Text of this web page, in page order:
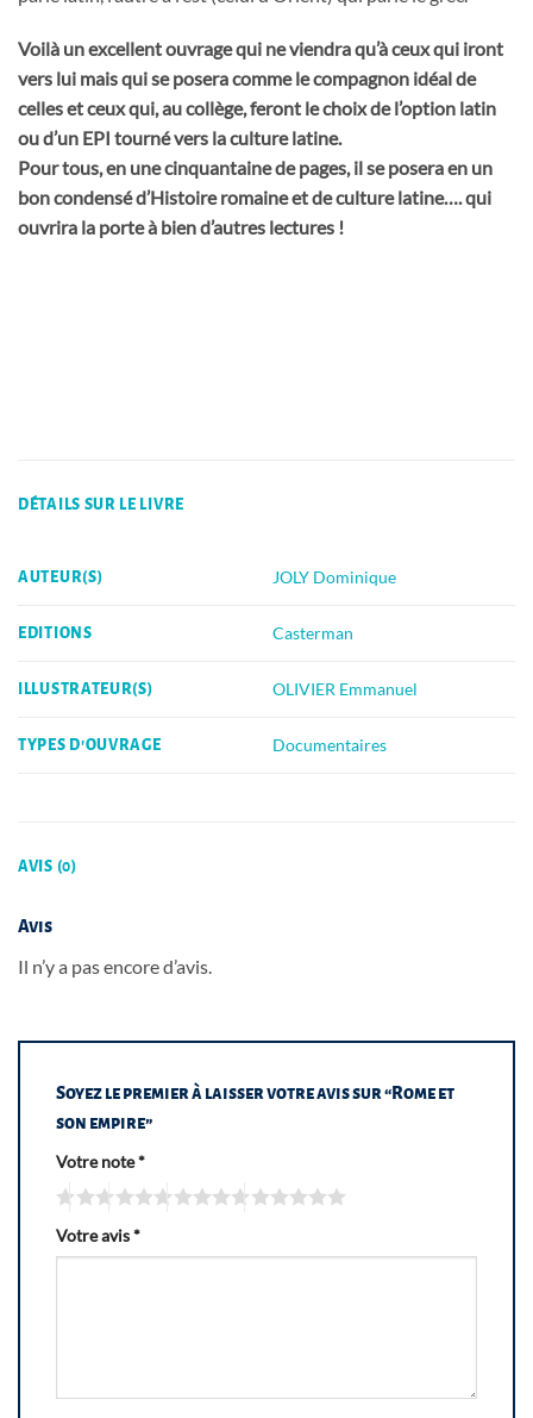
Voilà un excellent ouvrage qui ne viendra qu’à ceux qui iront
vers lui mais qui se posera comme le compagnon idéal de
celles et ceux qui, au collège, feront le choix de l’option latin
ou d’un EPI tourné vers la culture latine.
Pour tous, en une cinquantaine de pages, il se posera en un
bon condensé d’Histoire romaine et de culture latine…. qui
ouvrira la porte à bien d’autres lectures !
DÉTAILS SUR LE LIVRE
AUTEUR(S) JOLY Dominique
EDITIONS Casterman
ILLUSTRATEUR(S) OLIVIER Emmanuel
TYPES D'OUVRAGE Documentaires
AVIS (0)
Avis
Il n’y a pas encore d’avis.
Soyez le premier à laisser votre avis sur “Rome et
son empire”
Votre note*
Votre avis*